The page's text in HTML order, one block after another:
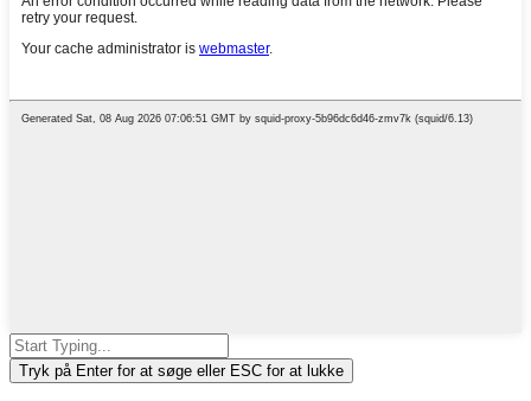
Tryk på Enter for at søge eller ESC for at lukke